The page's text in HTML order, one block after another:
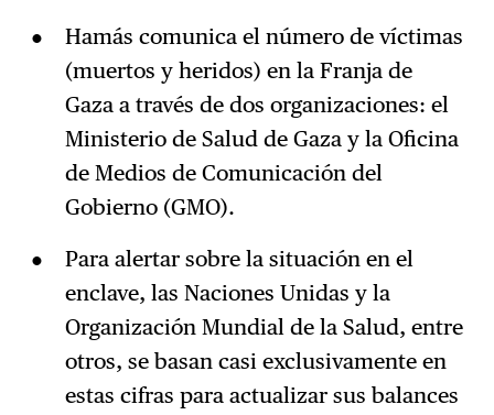
Hamás comunica el número de víctimas
(muertos y heridos) en la Franja de
Gaza a través de dos organizaciones: el
Ministerio de Salud de Gaza y la Oficina
de Medios de Comunicación del
Gobierno (GMO).
Para alertar sobre la situación en el
enclave, las Naciones Unidas y la
Organización Mundial de la Salud, entre
otros, se basan casi exclusivamente en
estas cifras para actualizar sus balances